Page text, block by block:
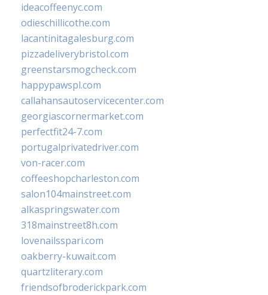
ideacoffeenyc.com
odieschillicothe.com
lacantinitagalesburg.com
pizzadeliverybristol.com
greenstarsmogcheck.com
happypawspl.com
callahansautoservicecenter.com
georgiascornermarket.com
perfectfit24-7.com
portugalprivatedriver.com
von-racer.com
coffeeshopcharleston.com
salon104mainstreet.com
alkaspringswater.com
318mainstreet8h.com
lovenailsspari.com
oakberry-kuwait.com
quartzliterary.com
friendsofbroderickpark.com